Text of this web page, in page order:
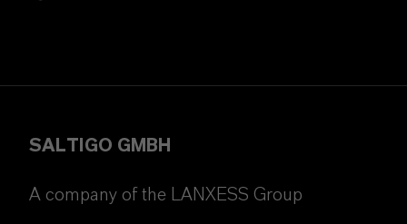
SALTIGO GMBH
A company of the LANXESS Group